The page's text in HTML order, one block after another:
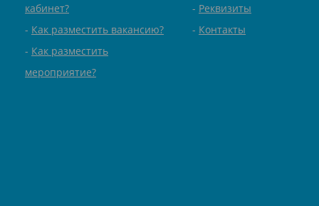
кабинет?
Как разместить вакансию?
Как разместить
мероприятие?
Реквизиты
Контакты